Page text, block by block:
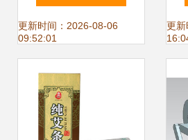
器械批发 其他医疗
更新时间：2026-08-06
09:52:01
更